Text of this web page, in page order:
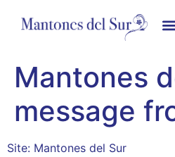
Mantones
message
Site: Mantones del Sur